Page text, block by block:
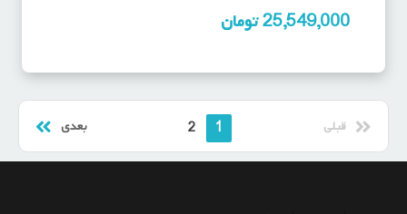
25,549,000 تومان
قبلی 1
2 بعدی